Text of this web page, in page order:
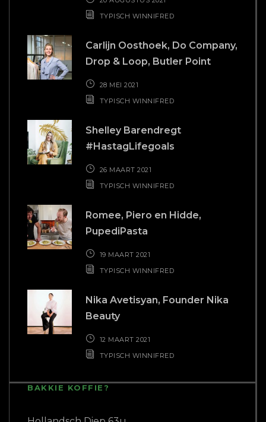
TYPISCH WINNIFRED
Carlijn Oosthoek, Do Company,
Drop & Loop, Butler Point
28 MEI 2021
TYPISCH WINNIFRED
Shelley Barendregt
#HastagLifegoals
26 MAART 2021
TYPISCH WINNIFRED
Romee, Piero en Hidde,
PupediPasta
19 MAART 2021
TYPISCH WINNIFRED
Nika Avetisyan, Founder Nika
Beauty
12 MAART 2021
TYPISCH WINNIFRED
BAKKIE KOFFIE?